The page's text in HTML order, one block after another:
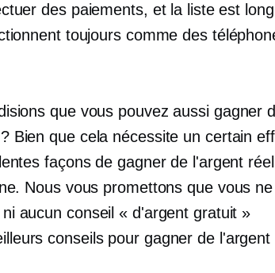
des paiements, et la liste est
toujours comme des
que vous pouvez aussi gagner
Bien que cela nécessite un certain
façons de gagner de l'argent
Nous vous promettons que vous
aucun conseil « d'argent gratuit »
conseils pour gagner de l'argent